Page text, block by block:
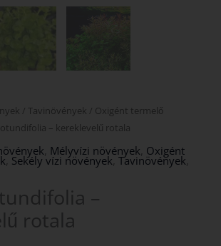
/ Tavinövények / Oxigént termelő
– kereklevelű rotala
Mélyvízi növények Oxigént
Sekély vízi növények ,Tavinövények
–
rotala